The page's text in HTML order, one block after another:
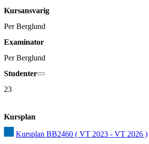
Kursansvarig
Per Berglund
Examinator
Per Berglund
Studenter
23
Kursplan
Kursplan BB2460 ( VT 2023 - VT 2026 )